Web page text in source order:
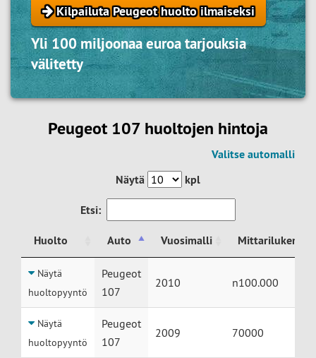
Kilpailuta Peugeot huolto ilmaiseksi
Yli 100 miljoonaa euroa tarjouksia
välitetty
Peugeot 107 huoltojen hintoja
Valitse automalli
Näytä
kpl
Etsi:
Huolto Auto Vuosimalli
Mittarilukema
Huolto
Näytä
huoltopyyntö
Peugeot
107
2010 n100.000
Näytä
huoltopyyntö
Peugeot
107
2009 70000